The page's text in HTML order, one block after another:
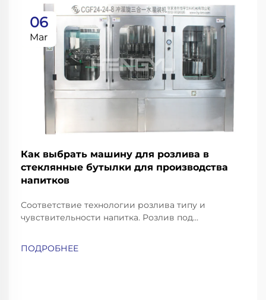
06
Mar
Как выбрать машину для розлива в
стеклянные бутылки для производства
напитков
Соответствие технологии розлива типу и
чувствительности напитка. Розлив под
газированная вода, содовая и пиво, требуют
ПОДРОБНЕЕ